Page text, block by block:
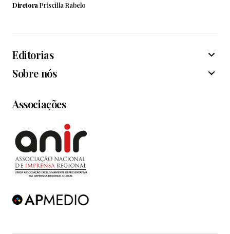
Diretora Priscilla Rabelo
Editorias
Sobre nós
Associações